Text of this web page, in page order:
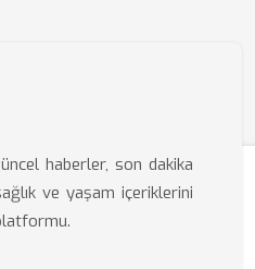
haberler, son dakika
ve yaşam içeriklerini